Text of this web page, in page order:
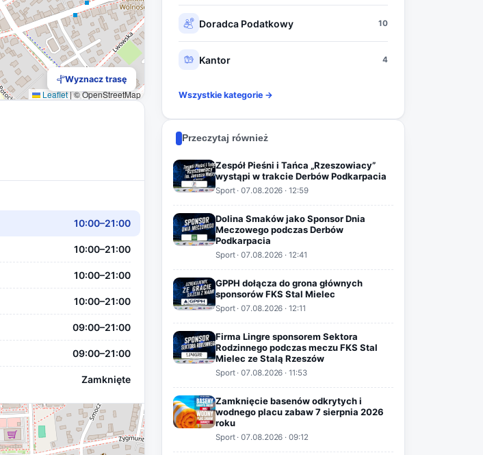
Leaflet|© OpenStreetMap
Wyznacz trasę
10:00–21:00
10:00–21:00
10:00–21:00
10:00–21:00
09:00–21:00
09:00–21:00
Zamknięte
Doradca Podatkowy 10
Kantor 4
Wszystkie kategorie →
Przeczytaj również
Zespół Pieśni i Tańca „Rzeszowiacy”
wystąpi w trakcie Derbów Podkarpacia
Sport·07.08.2026 · 12:59
Dolina Smaków jako Sponsor Dnia
Meczowego podczas Derbów
Podkarpacia
Sport·07.08.2026 · 12:41
GPPH dołącza do grona głównych
sponsorów FKS Stal Mielec
Sport·07.08.2026 · 12:11
Firma Lingre sponsorem Sektora
Rodzinnego podczas meczu FKS Stal
Mielec ze Stalą Rzeszów
Sport·07.08.2026 · 11:53
Zamknięcie basenów odkrytych i
wodnego placu zabaw 7 sierpnia 2026
roku
Sport·07.08.2026 · 09:12